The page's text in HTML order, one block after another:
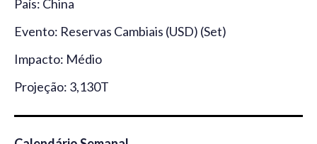
País: China
Evento: Reservas Cambiais (USD) (Set)
Impacto: Médio
Projeção: 3,130T